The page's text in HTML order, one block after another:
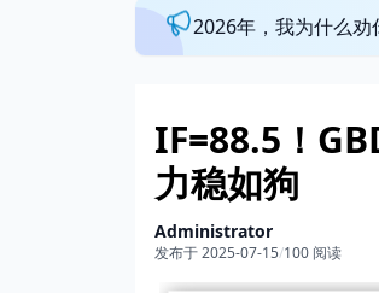
2026年，我为什么
IF=88.5！
力稳如狗
Administrator
发布于 2025-07-15/100 阅读